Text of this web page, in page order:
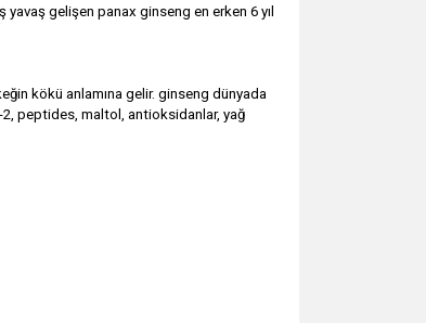
gelişen panax ginseng en erken 6 yıl
kökü anlamına gelir. ginseng dünyada
peptides, maltol, antioksidanlar, yağ